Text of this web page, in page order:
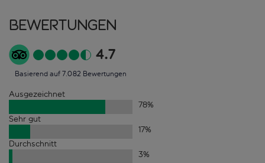
Bewertungen
4.7
Basierend auf 7.082 Bewertungen
Ausgezeichnet
78%
Sehr gut
17%
Durchschnitt
3%